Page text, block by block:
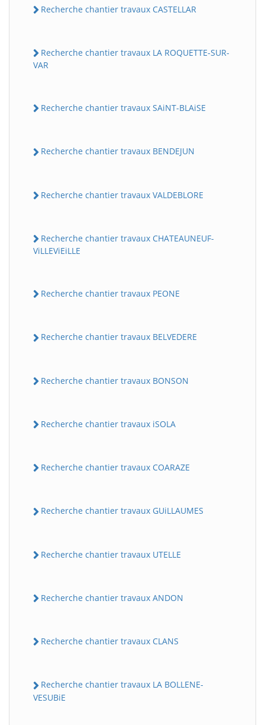
Recherche chantier travaux CASTELLAR
Recherche chantier travaux LA ROQUETTE-SUR-
VAR
Recherche chantier travaux SAiNT-BLAiSE
Recherche chantier travaux BENDEJUN
Recherche chantier travaux VALDEBLORE
Recherche chantier travaux CHATEAUNEUF-
ViLLEViEiLLE
Recherche chantier travaux PEONE
Recherche chantier travaux BELVEDERE
Recherche chantier travaux BONSON
Recherche chantier travaux iSOLA
Recherche chantier travaux COARAZE
Recherche chantier travaux GUiLLAUMES
Recherche chantier travaux UTELLE
Recherche chantier travaux ANDON
Recherche chantier travaux CLANS
Recherche chantier travaux LA BOLLENE-
VESUBiE
BatiWebPro